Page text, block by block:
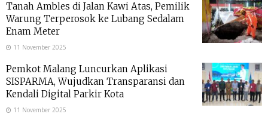
Tanah Ambles di Jalan Kawi Atas, Pemilik
Warung Terperosok ke Lubang Sedalam
Enam Meter
11 November 2025
Pemkot Malang Luncurkan Aplikasi
SISPARMA, Wujudkan Transparansi dan
Kendali Digital Parkir Kota
11 November 2025